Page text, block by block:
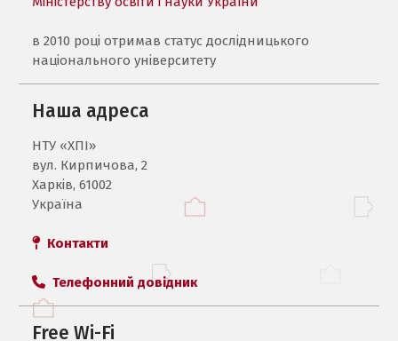
в 2010 році отримав статус дослідницького
національного університету
Наша адреса
НТУ «ХПI»
вул. Кирпичова, 2
Харків, 61002
Україна
Контакти
Телефонний довідник
Free Wi-Fi